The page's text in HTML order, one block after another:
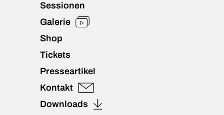
Sessionen
Galerie
Shop
Tickets
Presseartikel
Kontakt
Downloads